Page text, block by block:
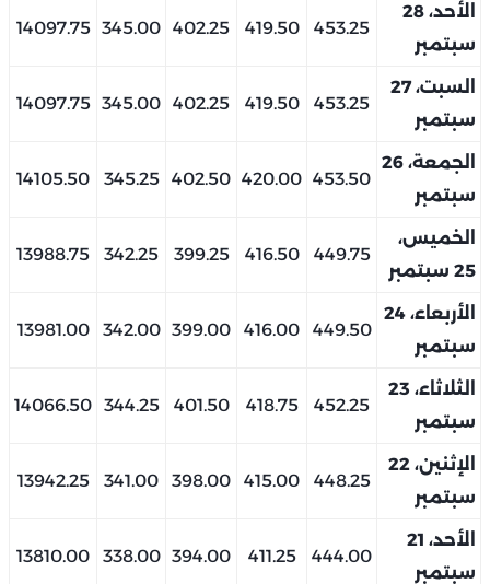
الأحد، 28
سبتمبر
453.25
419.50
402.25
345.00
14097.75
السبت، 27
سبتمبر
453.25
419.50
402.25
345.00
14097.75
الجمعة، 26
سبتمبر
453.50
420.00
402.50
345.25
14105.50
الخميس،
25 سبتمبر
449.75
416.50
399.25
342.25
13988.75
الأربعاء، 24
سبتمبر
449.50
416.00
399.00
342.00
13981.00
الثلاثاء، 23
سبتمبر
452.25
418.75
401.50
344.25
14066.50
الإثنين، 22
سبتمبر
448.25
415.00
398.00
341.00
13942.25
الأحد، 21
سبتمبر
444.00
411.25
394.00
338.00
13810.00